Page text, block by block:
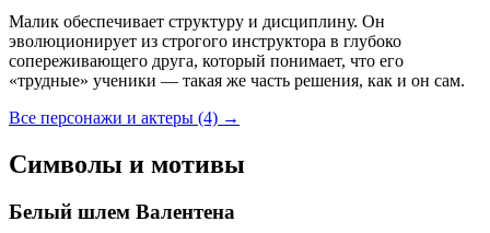
Малик обеспечивает структуру и дисциплину. Он
эволюционирует из строгого инструктора в глубоко
сопереживающего друга, который понимает, что его
«трудные» ученики — такая же часть решения, как и он сам.
Все персонажи и актеры (4) →
Символы и мотивы
Белый шлем Валентена